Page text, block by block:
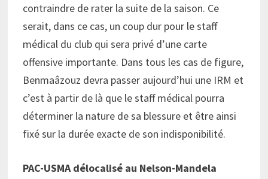
contraindre de rater la suite de la saison. Ce
serait, dans ce cas, un coup dur pour le staff
médical du club qui sera privé d’une carte
offensive importante. Dans tous les cas de figure,
Benmaâzouz devra passer aujourd’hui une IRM et
c’est à partir de là que le staff médical pourra
déterminer la nature de sa blessure et être ainsi
fixé sur la durée exacte de son indisponibilité.
PAC-USMA délocalisé au Nelson-Mandela